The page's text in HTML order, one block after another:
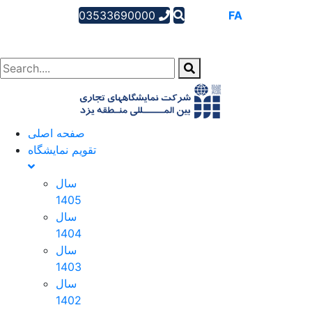
03533690000 FA
صفحه اصلی
تقویم نمایشگاه
سال
1405
سال
1404
سال
1403
سال
1402